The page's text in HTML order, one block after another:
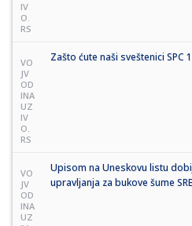
IV
O.
RS
VO
JV
OD
INA
UZ
IV
O.
RS
Zašto ćute naši sveštenici SPC
VO
JV
OD
INA
UZ
Upisom na Uneskovu listu
upravljanja za bukove šume